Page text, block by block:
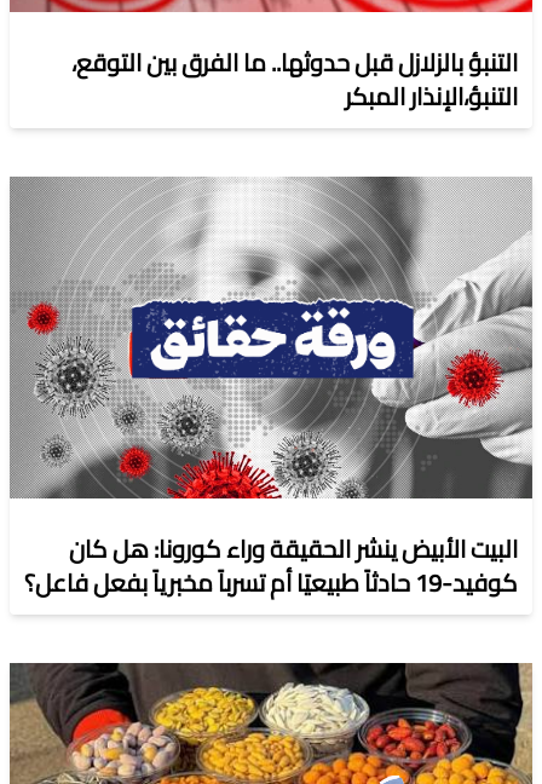
التنبؤ بالزلازل قبل حدوثها.. ما الفرق بين التوقع،
التنبؤ،الإنذار المبكر
البيت الأبيض ينشر الحقيقة وراء كورونا: هل كان
كوفيد-19 حادثاً طبيعيًا أم تسرباً مخبرياً بفعل فاعل؟